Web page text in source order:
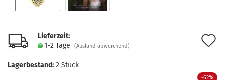
Lieferzeit:
1-2 Tage
(Ausland abweichend)
Lagerbestand: 2 Stück
-62%